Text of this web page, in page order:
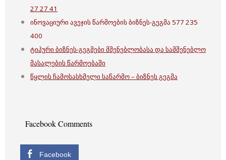
27 27 41
ინოვაციური ავეჯის წარმოების ბიზნეს-გეგმა 577 235
400
ტიპური ბიზნეს-გეგმები მშენებლობასა და სამშენებლო
მასალების წარმოებაში
წყლის ჩამოსასხმელი საწარმო – ბიზნეს გეგმა
Facebook Comments
Facebook